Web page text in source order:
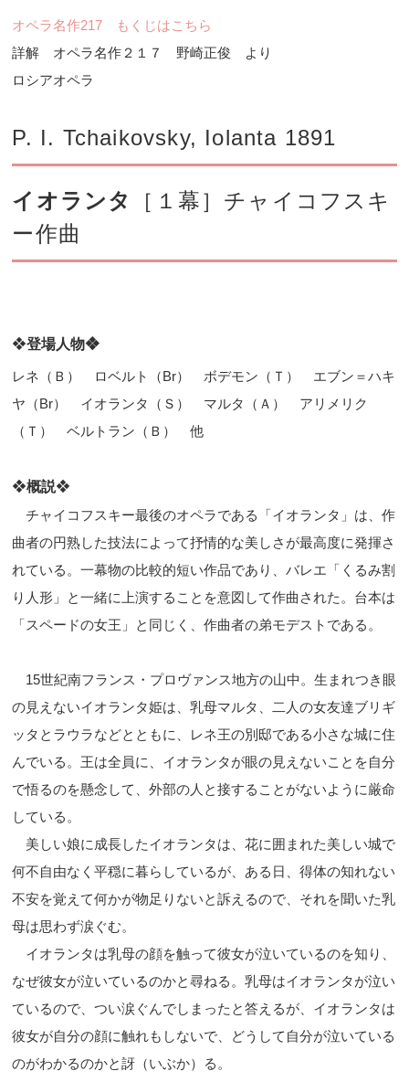
オペラ名作217 もくじはこちら
詳解 オペラ名作２１７ 野崎正俊 より
ロシアオペラ
P. I. Tchaikovsky, Iolanta 1891
イオランタ
［１幕］チャイコフスキ
ー作曲
❖登場人物❖
レネ（Ｂ） ロベルト（Br） ボデモン（Ｔ） エブン＝ハキ
ヤ（Br） イオランタ（Ｓ） マルタ（Ａ） アリメリク
（Ｔ） ベルトラン（Ｂ） 他
❖概説❖
チャイコフスキー最後のオペラである「イオランタ」は、作
曲者の円熟した技法によって抒情的な美しさが最高度に発揮さ
れている。一幕物の比較的短い作品であり、バレエ「くるみ割
り人形」と一緒に上演することを意図して作曲された。台本は
「スペードの女王」と同じく、作曲者の弟モデストである。
15世紀南フランス・プロヴァンス地方の山中。生まれつき眼
の見えないイオランタ姫は、乳母マルタ、二人の女友達ブリギ
ッタとラウラなどとともに、レネ王の別邸である小さな城に住
んでいる。王は全員に、イオランタが眼の見えないことを自分
で悟るのを懸念して、外部の人と接することがないように厳命
している。
美しい娘に成長したイオランタは、花に囲まれた美しい城で
何不自由なく平穏に暮らしているが、ある日、得体の知れない
不安を覚えて何かが物足りないと訴えるので、それを聞いた乳
母は思わず涙ぐむ。
イオランタは乳母の顔を触って彼女が泣いているのを知り、
なぜ彼女が泣いているのかと尋ねる。乳母はイオランタが泣い
ているので、つい涙ぐんでしまったと答えるが、イオランタは
彼女が自分の顔に触れもしないで、どうして自分が泣いている
のがわかるのかと訝（いぶか）る。